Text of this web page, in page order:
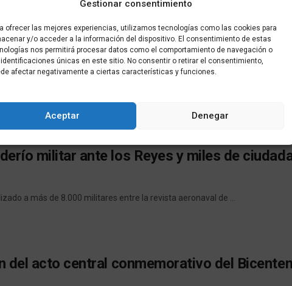
Gestionar consentimiento
ofrecer las mejores experiencias, utilizamos tecnologías como las cookies para
y/o acceder a la información del dispositivo. El consentimiento de estas
nos permitirá procesar datos como el comportamiento de navegación o
identificaciones únicas en este sitio. No consentir o retirar el consentimiento,
afectar negativamente a ciertas características y funciones.
Aceptar Denegar
el Centro Cultural Estación del Ferrocarril
jueves, 20 de junio, la exposición de la réplica en 3D ...
militar ante los Reyes y miles de
a más de 8.000 militares entre la revista aeronaval de ...
del acto central conmemorativo del